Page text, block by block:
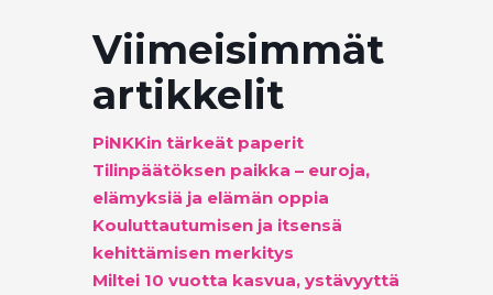
Viimeisimmät
artikkelit
PiNKKin tärkeät paperit
Tilinpäätöksen paikka – euroja,
elämyksiä ja elämän oppia
Kouluttautumisen ja itsensä
kehittämisen merkitys
Miltei 10 vuotta kasvua, ystävyyttä